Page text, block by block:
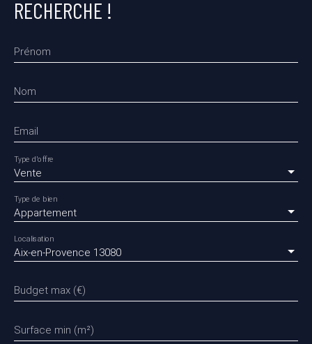
RECHERCHE !
Prénom
Nom
Email
Vente
Type d'offre
Appartement
Type de bien
Aix-en-Provence 13080
Localisation
Budget max (€)
Surface min (m²)